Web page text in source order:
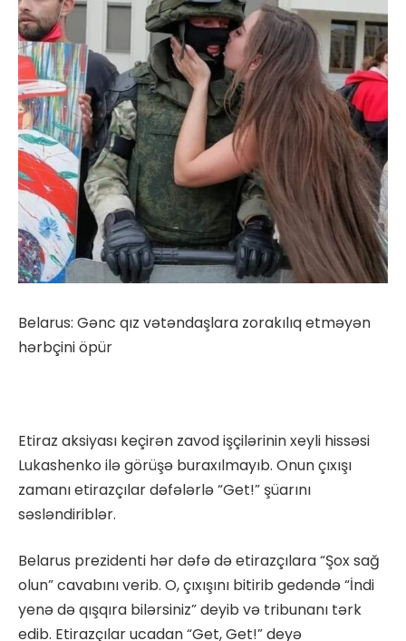
Belarus: Gənc qız vətəndaşlara zorakılıq etməyən
hərbçini öpür
Etiraz aksiyası keçirən zavod işçilərinin xeyli hissəsi
Lukashenko ilə görüşə buraxılmayıb. Onun çıxışı
zamanı etirazçılar dəfələrlə “Get!” şüarını
səsləndiriblər.
Belarus prezidenti hər dəfə də etirazçılara “Şox sağ
olun” cavabını verib. O, çıxışını bitirib gedəndə “İndi
yenə də qışqıra bilərsiniz” deyib və tribunanı tərk
edib. Etirazçılar ucadan “Get, Get!” deyə